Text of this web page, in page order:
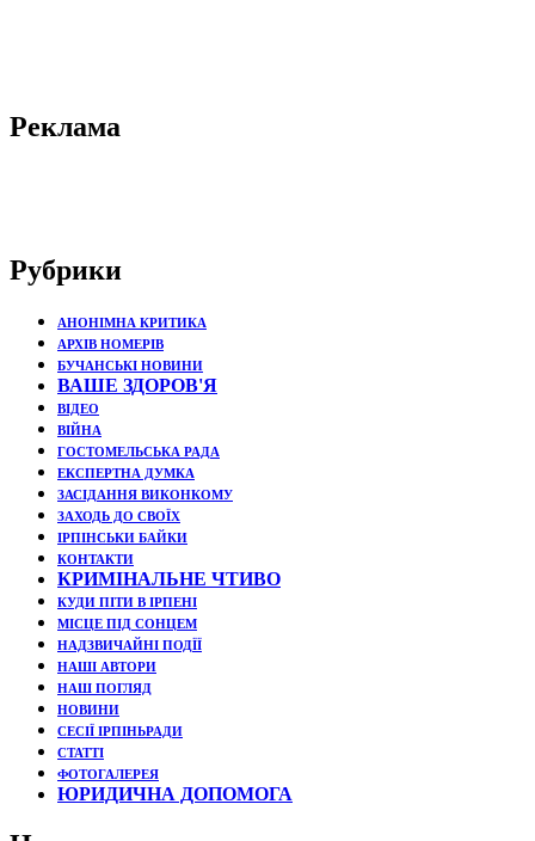
Реклама
Рубрики
АНОНІМНА КРИТИКА
АРХІВ НОМЕРІВ
БУЧАНСЬКІ НОВИНИ
ВАШЕ ЗДОРОВ'Я
ВІДЕО
ВІЙНА
ГОСТОМЕЛЬСЬКА РАДА
ЕКСПЕРТНА ДУМКА
ЗАСІДАННЯ ВИКОНКОМУ
ЗАХОДЬ ДО СВОЇХ
ІРПІНСЬКИ БАЙКИ
КОНТАКТИ
КРИМІНАЛЬНЕ ЧТИВО
КУДИ ПІТИ В ІРПЕНІ
МІСЦЕ ПІД СОНЦЕМ
НАДЗВИЧАЙНІ ПОДЇЇ
НАШІ АВТОРИ
НАШ ПОГЛЯД
НОВИНИ
СЕСІЇ ІРПІНЬРАДИ
СТАТТІ
ФОТОГАЛЕРЕЯ
ЮРИДИЧНА ДОПОМОГА